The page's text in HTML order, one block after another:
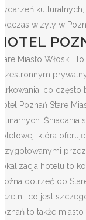
wizyty w
Miasto Włoski.
co często
Poznań Stare
Śniadania
która
hotelu to
dotrzeć do
co jest
to także